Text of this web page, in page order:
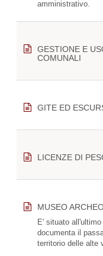
amministrativo.
GESTIONE E
COMUNALI
GITE ED
LICENZE DI
MUSEO
E' situato
documenta il
territorio delle alte